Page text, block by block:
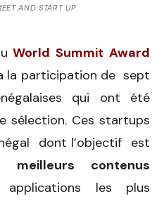
AND START UP
World Summit Award
la participation de sept
qui ont été
sélection.Ces startups
dont l’objectif est
meilleurs contenus
les plus